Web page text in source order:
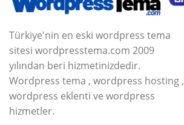
Türkiye'nin en eski wordpress tema
sitesi wordpresstema.com 2009
yılından beri hizmetinizdedir.
Wordpress tema , wordpress hosting ,
wordpress eklenti ve wordpress
hizmetler.